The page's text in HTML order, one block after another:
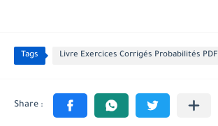
Tags Livre Exercices Corrigés Probabilités PDF